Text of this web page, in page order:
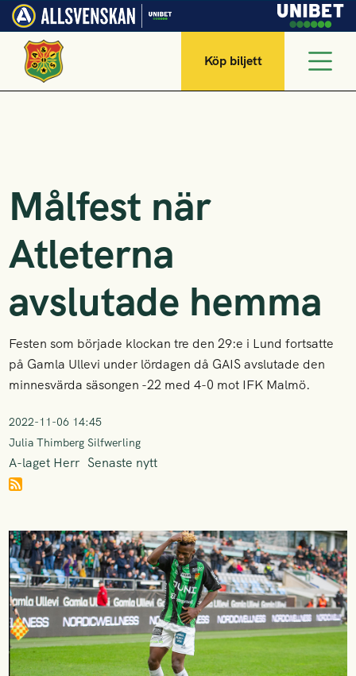
Köp biljett
Målfest när
Atleterna
avslutade hemma
Festen som började klockan tre den 29:e i Lund fortsatte
på Gamla Ullevi under lördagen då GAIS avslutade den
minnesvärda säsongen -22 med 4-0 mot IFK Malmö.
2022-11-06 14:45
Julia Thimberg Silfwerling
A-laget Herr Senaste nytt